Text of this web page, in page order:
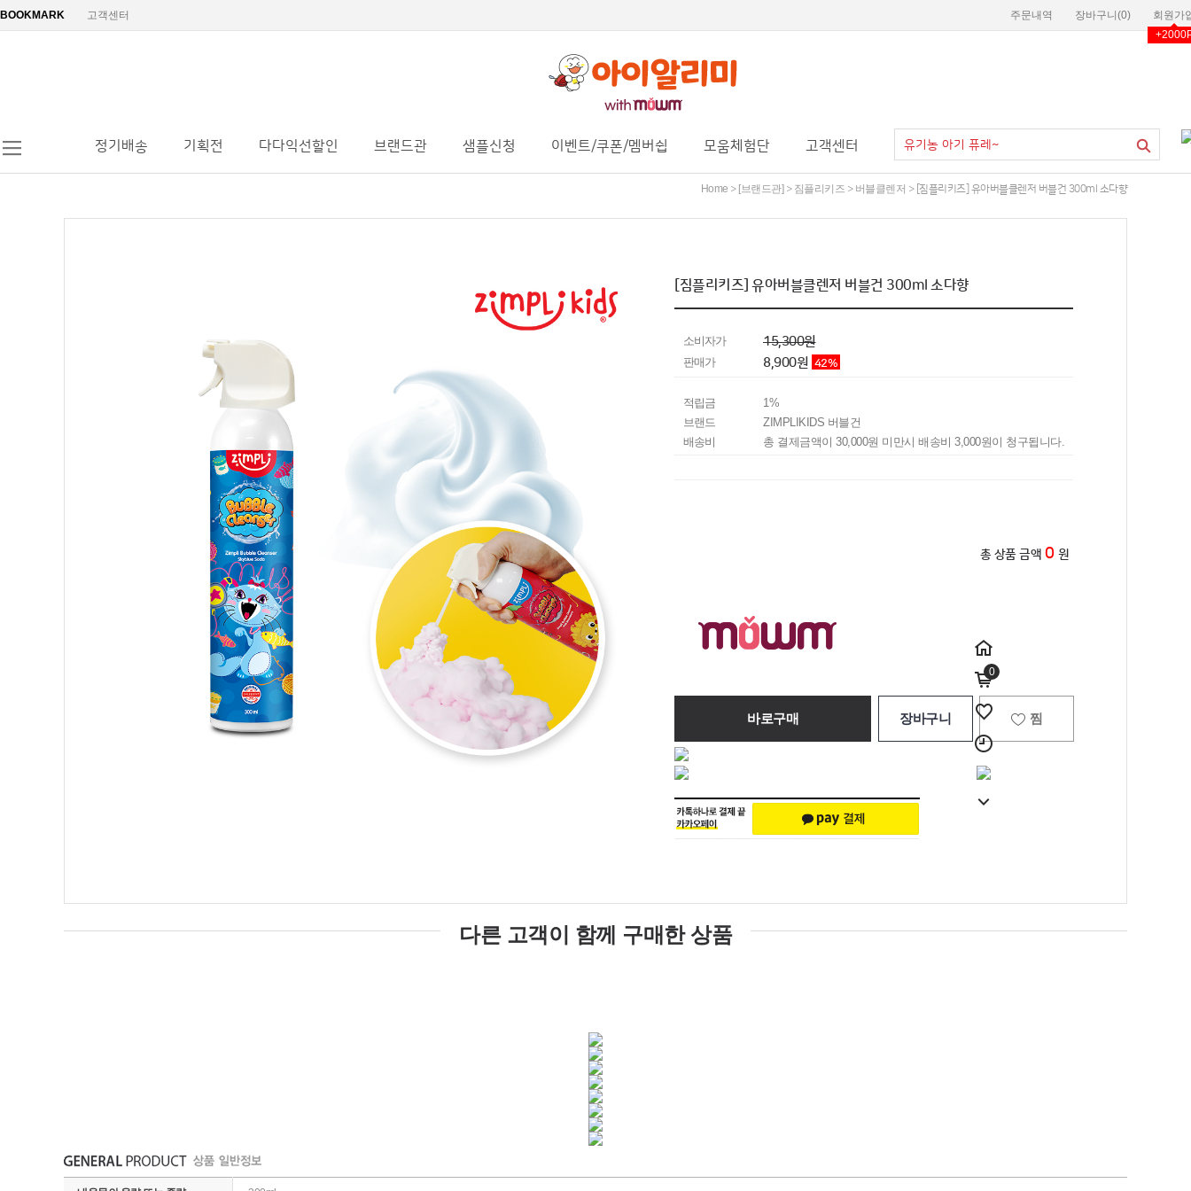
0
BOOKMARK 고객센터
회원가
장바구니(0)
주문내역
정기배송 기획전 다다익선할인 브랜드관 샘플신청 이벤트/쿠폰/멤버쉽 모움체험단 고객센터
Home > [브랜드관] > 짐플리키즈 > 버블클렌저 > [짐플리키즈] 유아버블클렌저 버블건 300ml 소다향
[짐플리키즈] 유아버블클렌저 버블건 300ml 소다향
소비자가 15,300원
판매가 8,900원 42%
적립금
1%
브랜드
ZIMPLIKIDS 버블건
배송비
총 결제금액이 30,000원 미만시 배송비 3,000원이 청구됩니다.
총 상품 금액 0 원
바로구매 장바구니 찜
다른 고객이 함께 구매한 상품